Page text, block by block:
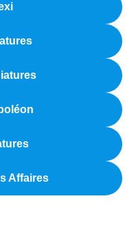
Affaires